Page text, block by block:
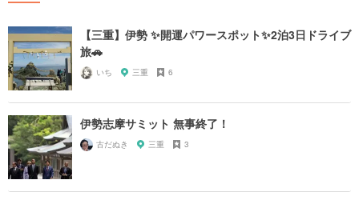
【三重】伊勢 ✨開運パワースポット✨2泊3日ドライブ
旅🚗
いち 三重 6
伊勢志摩サミット 無事終了！
古だぬき 三重 3